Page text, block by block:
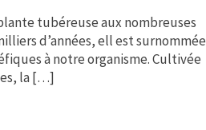
tubéreuse aux nombreuses
d’années, ell est surnommée
à notre organisme. Cultivée
la […]